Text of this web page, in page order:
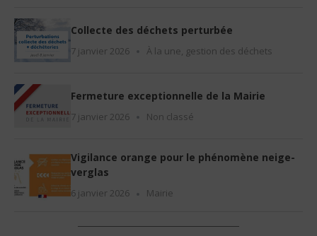
Collecte des déchets perturbée
7 janvier 2026 À la une, gestion des déchets
Fermeture exceptionnelle de la Mairie
7 janvier 2026 Non classé
Vigilance orange pour le phénomène neige-
verglas
6 janvier 2026 Mairie